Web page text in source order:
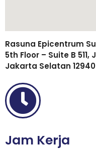
Rasuna Epicentrum
5th Floor – Suite B
Jakarta Selatan 12940
Jam Kerja